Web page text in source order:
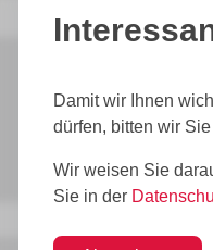
Damit wir Ihnen
dürfen, bitten wir
Wir weisen Sie
Sie in der